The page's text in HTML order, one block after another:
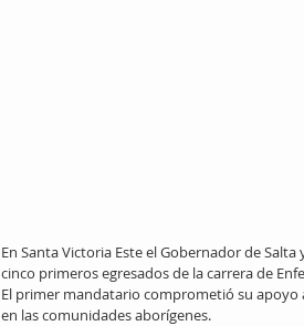
En Santa Victoria Este el Gobernador de
cinco primeros egresados de la carrera de
El primer mandatario comprometió su
en las comunidades aborígenes.